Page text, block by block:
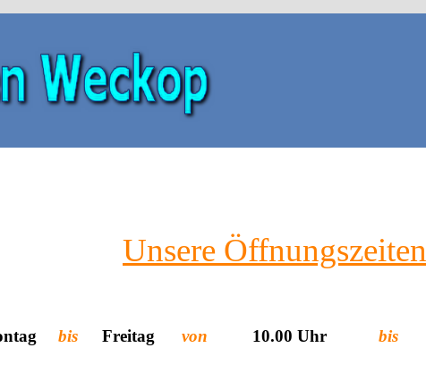
Unsere Öffnungszeiten
bis Freitag von 10.00 Uhr bis